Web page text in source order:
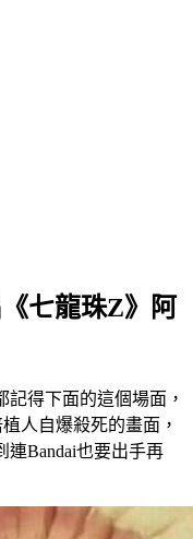
七龍珠Z》阿
得下面的這個場面，
人自爆殺死的畫面，
Bandai也要出手再